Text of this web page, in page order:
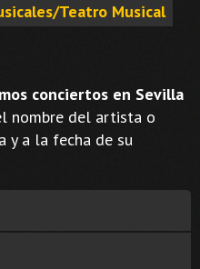
Teatro Musical
conciertos en Sevilla
nombre del artista o
y a la fecha de su